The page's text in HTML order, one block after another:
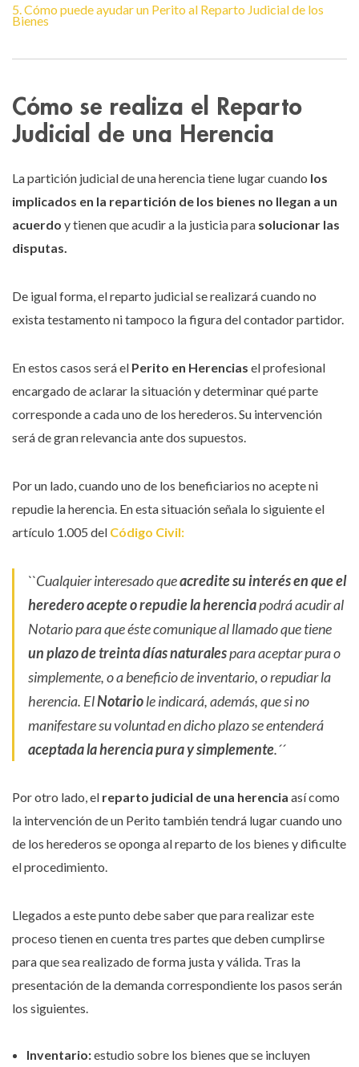
5. Cómo puede ayudar un Perito al Reparto Judicial de los
Bienes
Cómo se realiza el Reparto
Judicial de una Herencia
La partición judicial de una herencia tiene lugar cuando los
implicados en la repartición de los bienes no llegan a un
acuerdo y tienen que acudir a la justicia para solucionar las
disputas.
De igual forma, el reparto judicial se realizará cuando no
exista testamento ni tampoco la figura del contador partidor.
En estos casos será el Perito en Herencias el profesional
encargado de aclarar la situación y determinar qué parte
corresponde a cada uno de los herederos. Su intervención
será de gran relevancia ante dos supuestos.
Por un lado, cuando uno de los beneficiarios no acepte ni
repudie la herencia. En esta situación señala lo siguiente el
artículo 1.005 del Código Civil:
``Cualquier interesado queacredite su interés en que el
heredero acepte o repudie la herenciapodrá acudir al
Notario para que éste comunique al llamado que tiene
un plazo de treinta días naturalespara aceptar pura o
simplemente, o a beneficio de inventario, o repudiar la
herencia. ElNotariole indicará, además, que si no
manifestare su voluntad en dicho plazo se entenderá
aceptada la herencia pura y simplemente.´´
Por otro lado, el reparto judicial de una herencia así como
la intervención de un Perito también tendrá lugar cuando uno
de los herederos se oponga al reparto de los bienes y dificulte
el procedimiento.
Llegados a este punto debe saber que para realizar este
proceso tienen en cuenta tres partes que deben cumplirse
para que sea realizado de forma justa y válida. Tras la
presentación de la demanda correspondiente los pasos serán
los siguientes.
Inventario:estudio sobre los bienes que se incluyen